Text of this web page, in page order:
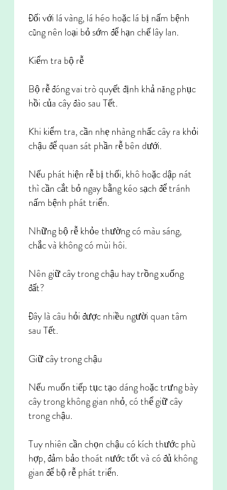
Đối với lá vàng, lá héo hoặc lá bị nấm bệnh
cũng nên loại bỏ sớm để hạn chế lây lan.
Kiểm tra bộ rễ
Bộ rễ đóng vai trò quyết định khả năng phục
hồi của cây đào sau Tết.
Khi kiểm tra, cần nhẹ nhàng nhấc cây ra khỏi
chậu để quan sát phần rễ bên dưới.
Nếu phát hiện rễ bị thối, khô hoặc dập nát
thì cần cắt bỏ ngay bằng kéo sạch để tránh
nấm bệnh phát triển.
Những bộ rễ khỏe thường có màu sáng,
chắc và không có mùi hôi.
Nên giữ cây trong chậu hay trồng xuống
đất?
Đây là câu hỏi được nhiều người quan tâm
sau Tết.
Giữ cây trong chậu
Nếu muốn tiếp tục tạo dáng hoặc trưng bày
cây trong không gian nhỏ, có thể giữ cây
trong chậu.
Tuy nhiên cần chọn chậu có kích thước phù
hợp, đảm bảo thoát nước tốt và có đủ không
gian để bộ rễ phát triển.